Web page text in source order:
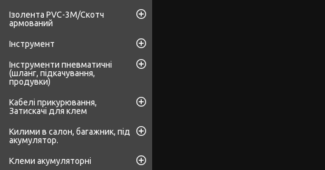
Ізолента PVC-3М/Скотч
армований
Інструмент
Інструменти пневматичні
(шланг, підкачування,
продувки)
Кабелі прикурювання,
Затискачі для клем
Килими в салон, багажник, під
акумулятор.
Клеми акумуляторні